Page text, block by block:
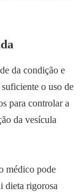
da condição e
suficiente o uso de
para controlar a
da vesícula
médico pode
dieta rigorosa